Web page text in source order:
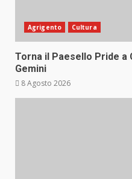
Agrigento Cultura
Torna il Paesello Pride a
Gemini
8 Agosto 2026